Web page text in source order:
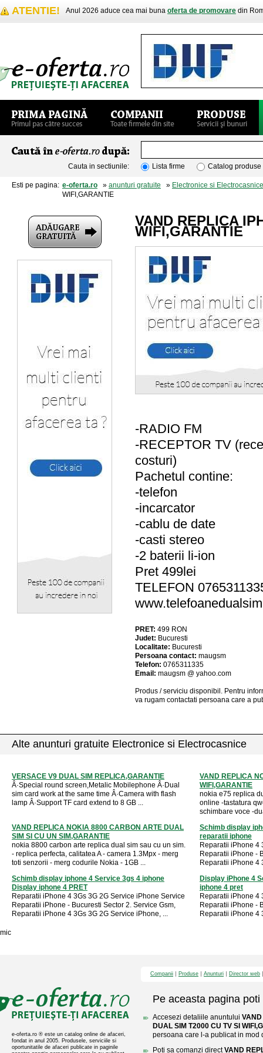
ATENTIE! Anul 2026 aduce cea mai buna oferta de promovare din
Cauta in sectiunile: Lista firme Catalog produse
Esti pe pagina: e-oferta.ro » anunturi gratuite » Electronice si Electrocasnice
WIFI,GARANTIE
VAND REPLICA
WIFI,GARANTIE
-RADIO FM
-RECEPTOR TV
costuri)
Pachetul contine:
-telefon
-incarcator
-cablu de date
-casti stereo
-2 baterii li-ion
Pret 499lei
TELEFON
PRET: 499 RON
Judet: Bucuresti
Localitate: Bucuresti
Persoana contact: maugsm
Telefon: 0765311335
Email: maugsm @ yahoo.com
Produs / serviciu disponibil . Pentru
va rugam contactati persoana care a
Alte anunturi gratuite Electronice si Electrocasnice
VERSACE V9 DUAL SIM REPLICA,GARANTIE
Â·Special round screen,Metalic Mobilephone Â·Dual
sim card work at the same time Â·Camera with flash
lamp Â·Support TF card extend to 8 GB ...
VAND REPLICA
WIFI,GARANTIE
nokia e75 replica
online -tastatura
schimbare voce -
VAND REPLICA NOKIA 8800 CARBON ARTE DUAL
SIM SI CU UN SIM,GARANTIE
nokia 8800 carbon arte replica dual sim sau cu un sim.
- replica perfecta, calitatea A - camera 1.3Mpx - merg
toti senzorii - merg codurile Nokia - 1GB ...
Schimb display
reparatii iphone
Reparatii iPhone 4
Reparatii iPhone -
Reparatii iPhone 4
Schimb display iphone 4 Service 3gs 4 iphone
Display iphone 4 PRET
Reparatii iPhone 4 3Gs 3G 2G Service iPhone Service
Reparatii iPhone - Bucuresti Sector 2. Service Gsm,
Reparatii iPhone 4 3Gs 3G 2G Service iPhone, ...
Display iPhone 4
iphone 4 pret
Reparatii iPhone 4
Reparatii iPhone -
Reparatii iPhone 4
mic
e-oferta.ro ® este un catalog online de afaceri,
fondat in anul 2005. Produsele, serviciile si
oportunitatile de afaceri publicate in paginile
Companii Produse Anunturi Director web
Pe aceasta pagina poti
Accesezi detaliile anuntului
DUAL SIM T2000 CU TV SI
persoana care l-a publicat in mod
Poti sa comanzi directVAND